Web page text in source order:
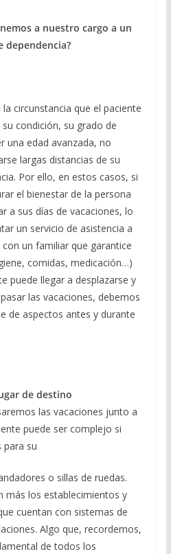
a nuestro cargo a un
dependencia?
circunstancia que el paciente
condición, su grado de
una edad avanzada, no
largas distancias de su
Por ello, en estos casos, si
el bienestar de la persona
a sus días de vacaciones, lo
un servicio de asistencia a
un familiar que garantice
comidas, medicación…)
puede llegar a desplazarse y
las vacaciones, debemos
de aspectos antes y durante
de destino
las vacaciones junto a
puede ser complejo si
para su
o sillas de ruedas.
más los establecimientos y
cuentan con sistemas de
Algo que, recordemos,
de todos los